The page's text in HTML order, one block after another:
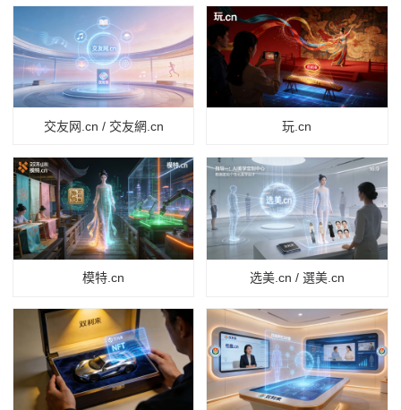
交友网.cn / 交友網.cn 玩.cn
模特.cn 选美.cn / 選美.cn